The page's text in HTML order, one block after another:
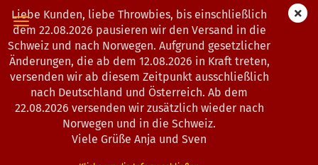
Liebe Kunden, liebe Throwbies, bis einschließlich
dem 22.08.2026 pausieren wir den Versand in die
Schweiz und nach Norwegen. Aufgrund gesetzlicher
Änderungen, die ab dem 12.08.2026 in Kraft treten,
versenden wir ab diesem Zeitpunkt ausschließlich
nach Deutschland und Österreich. Ab dem
22.08.2026 versenden wir zusätzlich wieder nach
Norwegen und in die Schweiz.
Viele Grüße Anja und Sven
« Erster « zurück weiter »
Letzter »
Artikel in dieser Kategorie
Axiom Discs | Pyro | Prism Proton Soft | Champions Cup
1202910)